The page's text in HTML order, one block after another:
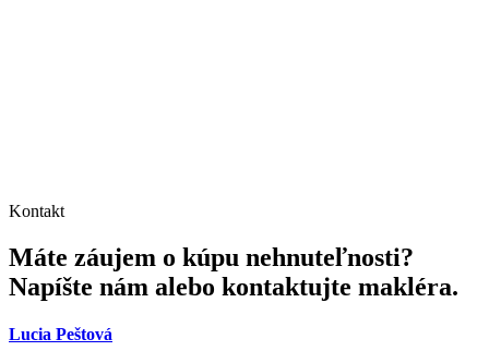
Kontakt
Máte záujem o kúpu nehnuteľnosti?
Napíšte nám alebo kontaktujte makléra.
Lucia Peštová